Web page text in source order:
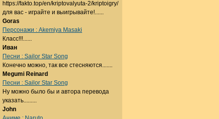
https://fakto.top/en/kriptovalyuta-2/kriptoigry/
для вас - играйте и выигрывайте!......
Goras
Персонажи : Akemiya Masaki
Класс!!!......
Иван
Песни : Sailor Star Song
Конечно можно, так все стесняются.......
Megumi Reinard
Песни : Sailor Star Song
Ну можно было бы и автора перевода
указать.........
John